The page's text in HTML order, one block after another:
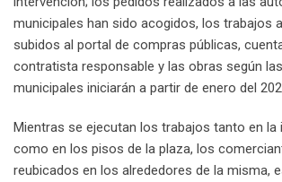
municipales han sido acogidos, los trabajos
subidos al portal de compras públicas,
contratista responsable y las obras según
municipales iniciarán a partir de enero del
Mientras se ejecutan los trabajos tanto en
como en los pisos de la plaza, los
reubicados en los alrededores de la misma,